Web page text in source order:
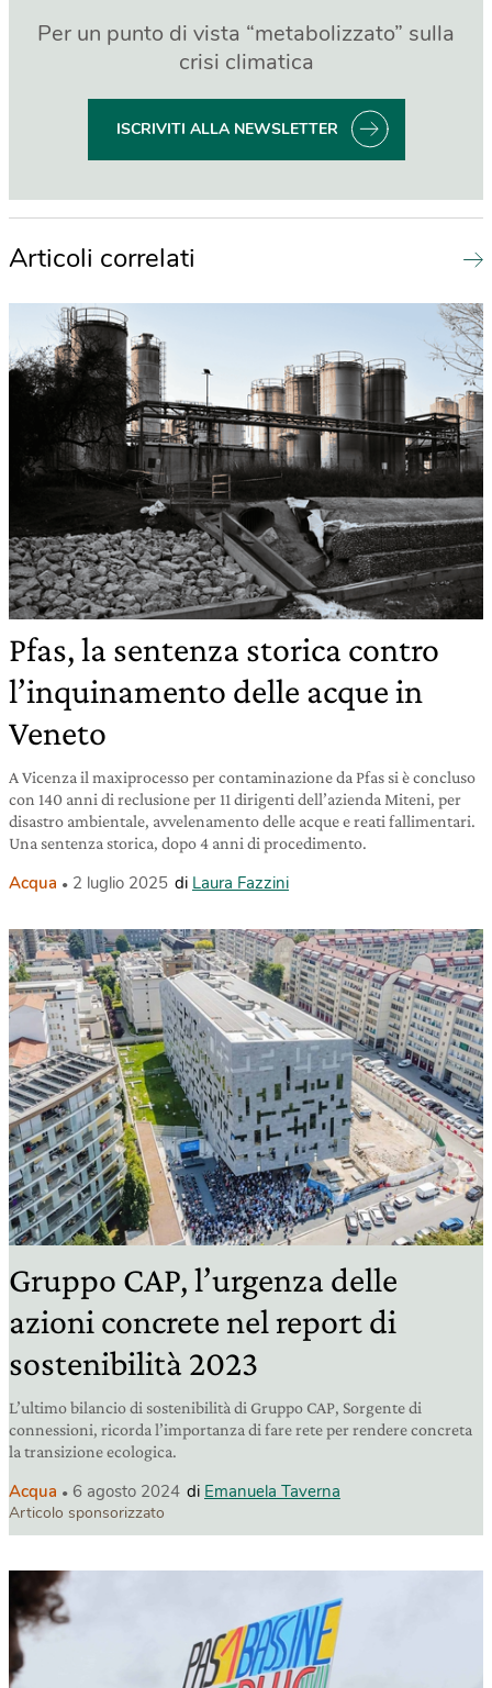
Per un punto di vista “metabolizzato” sulla
crisi climatica
ISCRIVITI ALLA NEWSLETTER
Articoli correlati
Pfas, la sentenza storica contro
l’inquinamento delle acque in
Veneto
A Vicenza il maxiprocesso per contaminazione da Pfas si è concluso
con 140 anni di reclusione per 11 dirigenti dell’azienda Miteni, per
disastro ambientale, avvelenamento delle acque e reati fallimentari.
Una sentenza storica, dopo 4 anni di procedimento.
Acqua 2 luglio 2025 di Laura Fazzini
Gruppo CAP, l’urgenza delle
azioni concrete nel report di
sostenibilità 2023
L’ultimo bilancio di sostenibilità di Gruppo CAP, Sorgente di
connessioni, ricorda l’importanza di fare rete per rendere concreta
la transizione ecologica.
Acqua 6 agosto 2024 di Emanuela Taverna
Articolo sponsorizzato